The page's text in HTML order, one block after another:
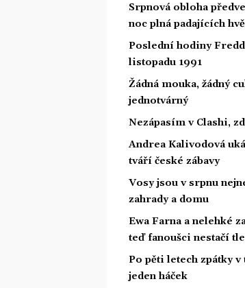
Srpnová obloha
noc plná padajících
Poslední hodiny
listopadu 1991
Žádná mouka, žádný
jednotvárný
Nezápasím v Clashi,
Andrea Kalivodová
tváří české zábavy
Vosy jsou v srpnu
zahrady a domu
Ewa Farna a nelehké
teď fanoušci nestačí
Po pěti letech zpátky
jeden háček